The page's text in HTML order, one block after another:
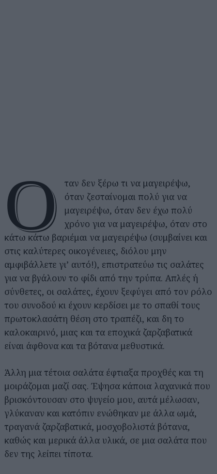
Ό
ταν δεν ξέρω τι να μαγειρέψω,
όταν ζεσταίνομαι πολύ για να
μαγειρέψω, όταν δεν έχω πολύ
χρόνο για να μαγειρέψω, όταν στο
κάτω κάτω βαριέμαι να μαγειρέψω (συμβαίνει και
στις καλύτερες οικογένειες, διόλου μην
αμφιβάλλετε γι’ αυτό!), επιστρατεύω τις σαλάτες
για να βγάλουν το φίδι από την τρύπα. Απλές ή
σύνθετες, οι σαλάτες, έχουν ξεφύγει από τον ρόλο
του συνοδού κι έχουν κερδίσει με το σπαθί τους
πρωτοκλασάτη θέση στο τραπέζι, και δη το
καλοκαιρινό, μιας και τα εποχικά ζαρζαβατικά
είναι άφθονα και τα βότανα μεθυστικά.
Άλλη μια τέτοια σαλάτα έφτιαξα προχθές και τη
μοιράζομαι μαζί σας. Έψησα κάποια λαχανικά που
βρισκόντουσαν στο ψυγείο μου, αυτά μέλωσαν,
γλύκαναν και κατόπιν ενώθηκαν με άλλα ωμά,
τραγανά ζαρζαβατικά, μοσχοβολιστά βότανα,
καθώς και μερικά άλλα υλικά, σε μια σαλάτα που
δεν της λείπει τίποτα.